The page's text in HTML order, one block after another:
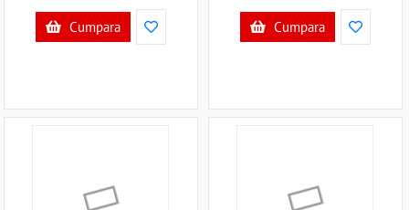
Cumpara Cumpara